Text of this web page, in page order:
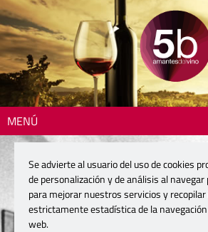
MENÚ
Se advierte al usuario del uso de cookies
de personalización y de análisis al
para mejorar nuestros servicios y
estrictamente estadística de la
web.